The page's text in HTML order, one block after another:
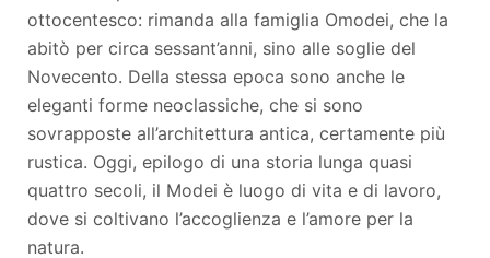
ottocentesco: rimanda alla famiglia Omodei, che la
abitò per circa sessant’anni, sino alle soglie del
Novecento. Della stessa epoca sono anche le
eleganti forme neoclassiche, che si sono
sovrapposte all’architettura antica, certamente più
rustica. Oggi, epilogo di una storia lunga quasi
quattro secoli, il Modei è luogo di vita e di lavoro,
dove si coltivano l’accoglienza e l’amore per la
natura.